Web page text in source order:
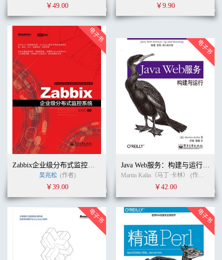
￥49.00 ￥9.90
Zabbix企业级分布式监控系统
吴兆松 (作者)
￥39.00
Java Web服务：构建与运行（第2版）
Martin Kalin（马丁·卡林） (作者)
￥42.00